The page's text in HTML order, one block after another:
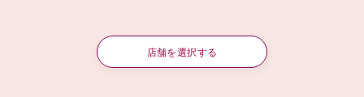
店舗を選択する